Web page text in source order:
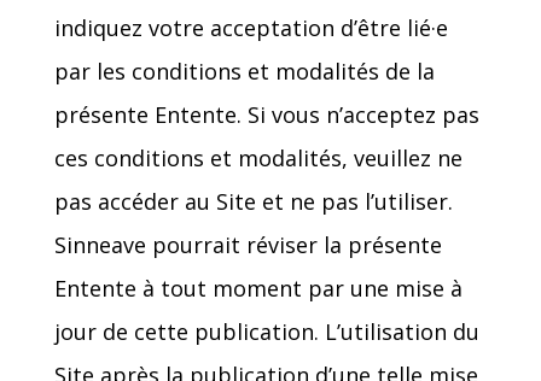
indiquez votre acceptation d’être lié·e
par les conditions et modalités de la
présente Entente. Si vous n’acceptez pas
ces conditions et modalités, veuillez ne
pas accéder au Site et ne pas l’utiliser.
Sinneave pourrait réviser la présente
Entente à tout moment par une mise à
jour de cette publication. L’utilisation du
Site après la publication d’une telle mise